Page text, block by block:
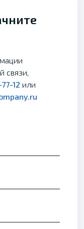
связи,
12 или